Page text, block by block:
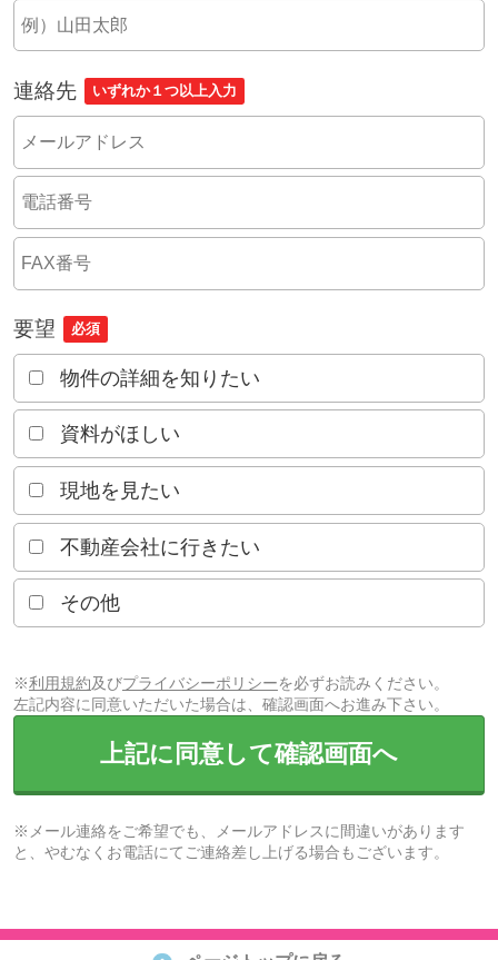
連絡先 いずれか１つ以上入力
要望 必須
物件の詳細を知りたい
資料がほしい
現地を見たい
不動産会社に行きたい
その他
※利用規約及びプライバシーポリシーを必ずお読みください。
左記内容に同意いただいた場合は、確認画面へお進み下さい。
上記に同意して確認画面へ
※メール連絡をご希望でも、メールアドレスに間違いがあります
と、やむなくお電話にてご連絡差し上げる場合もございます。